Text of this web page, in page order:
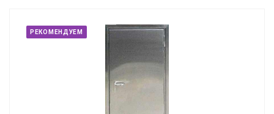
РЕКОМЕНДУЕМ